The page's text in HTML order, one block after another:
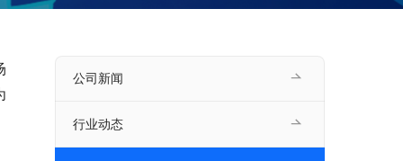
公司新闻
行业动态